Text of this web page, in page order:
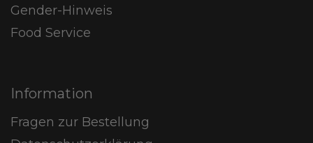
Gender-Hinweis
Food Service
Information
Fragen zur Bestellung